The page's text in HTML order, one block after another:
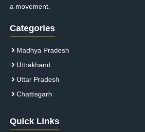
a movement.
Categories
Madhya Pradesh
Uttrakhand
Uttar Pradesh
Chattisgarh
Quick Links